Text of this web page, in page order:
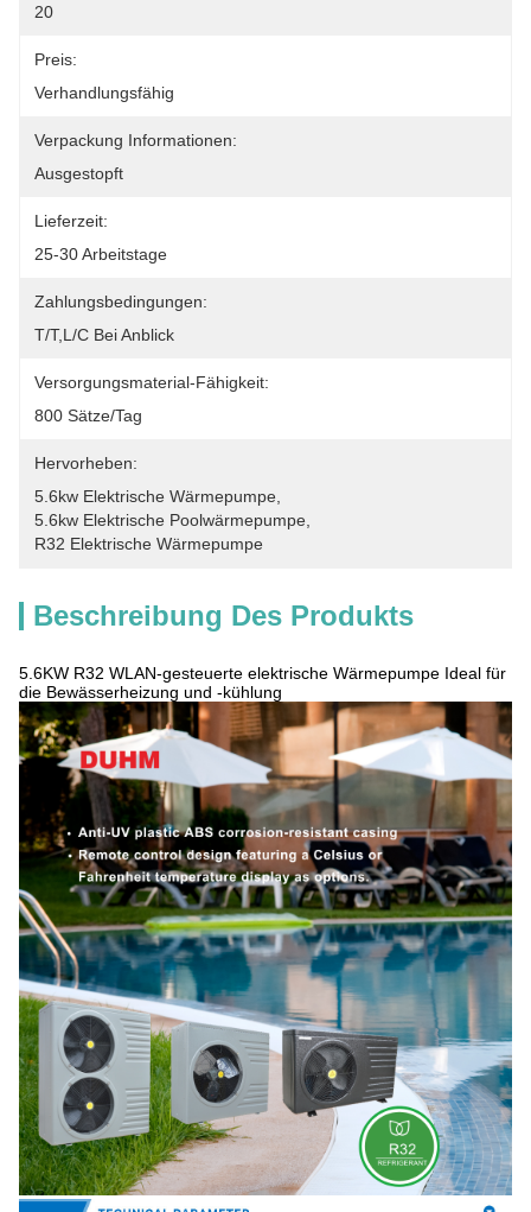
20
Preis:
Verhandlungsfähig
Verpackung Informationen:
Ausgestopft
Lieferzeit:
25-30 Arbeitstage
Zahlungsbedingungen:
T/T,L/C Bei Anblick
Versorgungsmaterial-Fähigkeit:
800 Sätze/Tag
Hervorheben:
5.6kw Elektrische Wärmepumpe
5.6kw Elektrische Poolwärmepumpe
R32 Elektrische Wärmepumpe
Beschreibung Des Produkts
5.6KW R32 WLAN-gesteuerte elektrische Wärmepumpe Ideal für
die Bewässerheizung und -kühlung